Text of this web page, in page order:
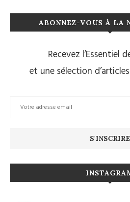
ABONNEZ-VOUS À LA
Recevez l’Essentiel
et une sélection